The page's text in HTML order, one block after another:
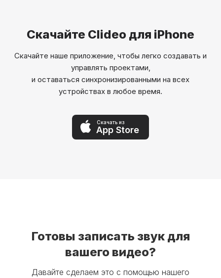
Скачайте Clideo для iPhone
Скачайте наше приложение, чтобы легко создавать и
управлять проектами,
и оставаться синхронизированными на всех
устройствах в любое время.
Скачать из
App Store
Готовы записать звук для
вашего видео?
Давайте сделаем это с помощью нашего